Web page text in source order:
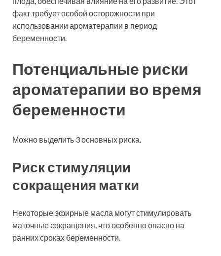
факт требует особой осторожности при
использовании ароматерапии в период
беременности.
Потенциальные риски
ароматерапии во время
беременности
Можно выделить 3 основных риска.
Риск стимуляции
сокращения матки
Некоторые эфирные масла могут стимулировать
маточные сокращения, что особенно опасно на
ранних сроках беременности.